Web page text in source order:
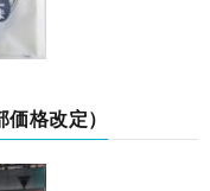
格改定）